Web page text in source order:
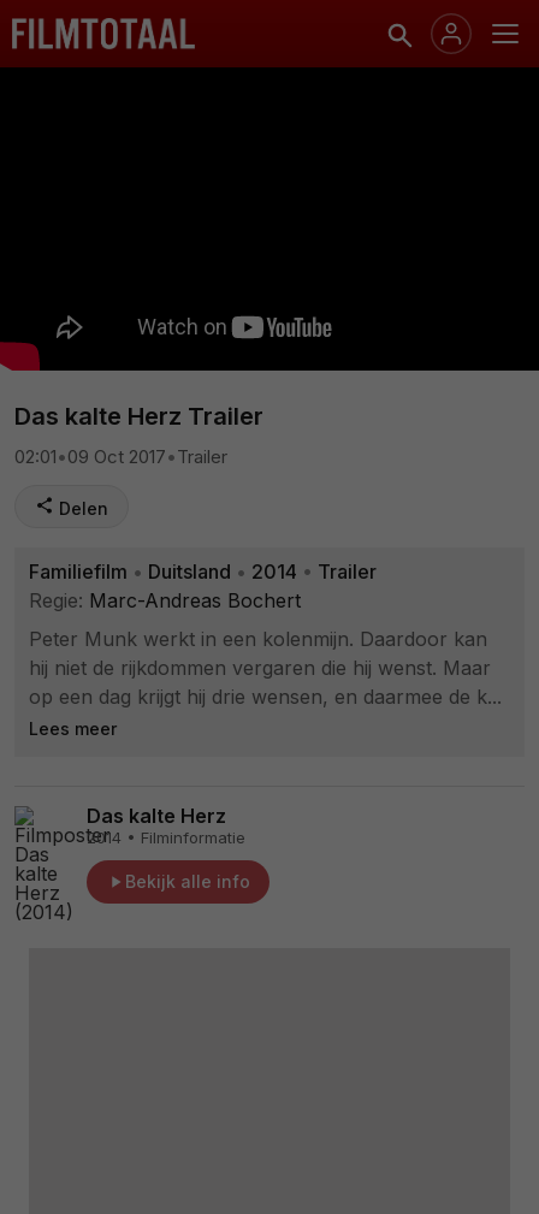
Das kalte Herz Trailer
02:01•09 Oct 2017•Trailer
Delen
Familiefilm • Duitsland • 2014 • Trailer
Regie: Marc-Andreas Bochert
Peter Munk werkt in een kolenmijn. Daardoor kan
hij niet de rijkdommen vergaren die hij wenst. Maar
op een dag krijgt hij drie wensen, en daarmee de k...
Lees meer
Das kalte Herz
2014 • Filminformatie
Bekijk alle info